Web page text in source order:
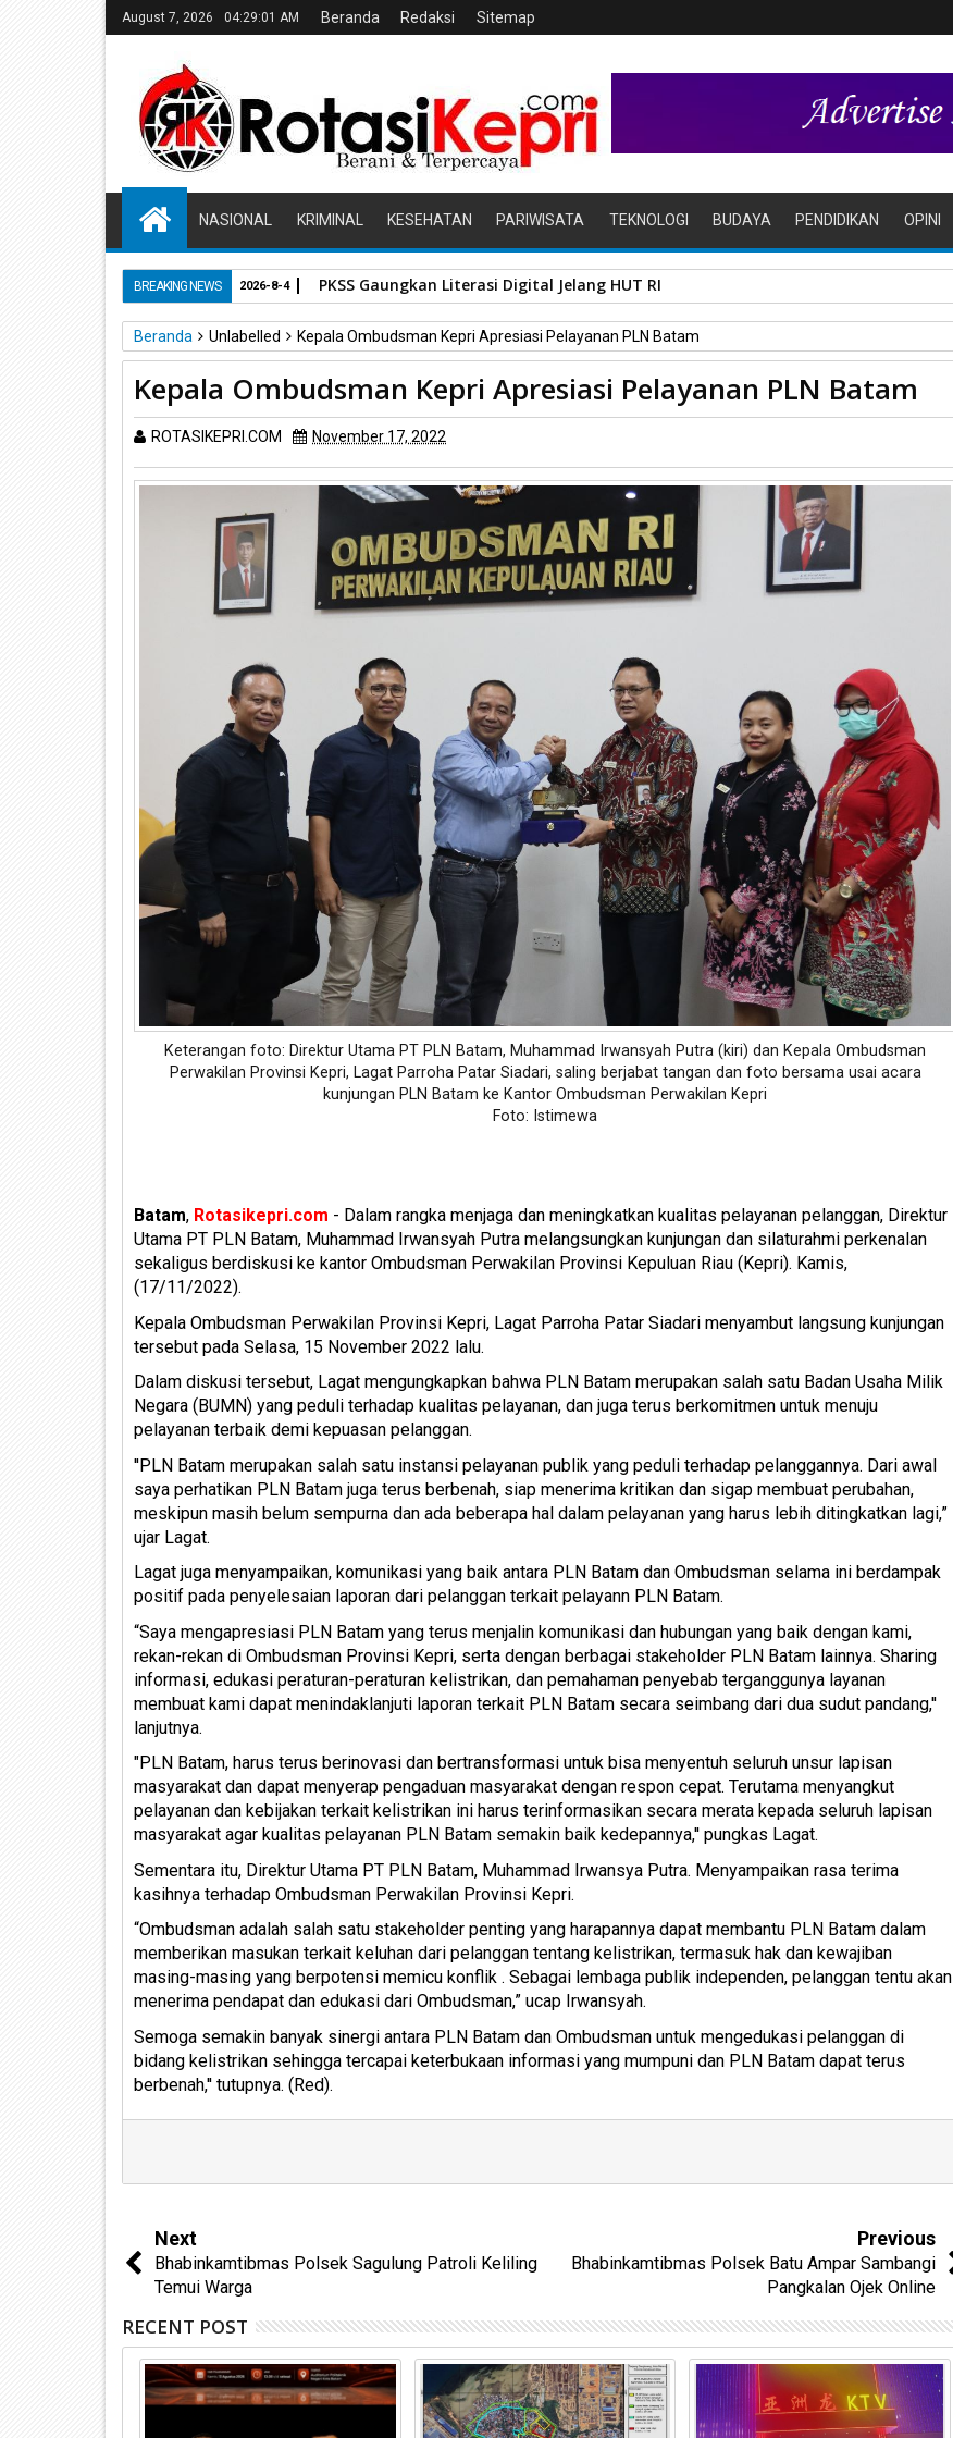
August 7, 2026 04:29:02 AM Beranda Redaksi Sitemap
NASIONAL KRIMINAL KESEHATAN PARIWISATA TEKNOLOGI BUDAYA PENDIDIKAN OPINI
BREAKING NEWS PKSS Gaungkan Literasi Digital Jelang HUT RI
2026-8-4
Beranda Unlabelled Kepala Ombudsman Kepri Apresiasi Pelayanan PLN Batam
Kepala Ombudsman Kepri Apresiasi Pelayanan PLN Batam
ROTASIKEPRI.COM November 17, 2022
Keterangan foto: Direktur Utama PT PLN Batam, Muhammad Irwansyah Putra (kiri) dan Kepala Ombudsman
Perwakilan Provinsi Kepri, Lagat Parroha Patar Siadari, saling berjabat tangan dan foto bersama usai acara
kunjungan PLN Batam ke Kantor Ombudsman Perwakilan Kepri
Foto: Istimewa
Batam, Rotasikepri.com - Dalam rangka menjaga dan meningkatkan kualitas pelayanan pelanggan, Direktur
Utama PT PLN Batam, Muhammad Irwansyah Putra melangsungkan kunjungan dan silaturahmi perkenalan
sekaligus berdiskusi ke kantor Ombudsman Perwakilan Provinsi Kepuluan Riau (Kepri). Kamis,
(17/11/2022).
Kepala Ombudsman Perwakilan Provinsi Kepri, Lagat Parroha Patar Siadari menyambut langsung kunjungan
tersebut pada Selasa, 15 November 2022 lalu.
Dalam diskusi tersebut, Lagat mengungkapkan bahwa PLN Batam merupakan salah satu Badan Usaha Milik
Negara (BUMN) yang peduli terhadap kualitas pelayanan, dan juga terus berkomitmen untuk menuju
pelayanan terbaik demi kepuasan pelanggan.
''PLN Batam merupakan salah satu instansi pelayanan publik yang peduli terhadap pelanggannya. Dari awal
saya perhatikan PLN Batam juga terus berbenah, siap menerima kritikan dan sigap membuat perubahan,
meskipun masih belum sempurna dan ada beberapa hal dalam pelayanan yang harus lebih ditingkatkan lagi,”
ujar Lagat.
Lagat juga menyampaikan, komunikasi yang baik antara PLN Batam dan Ombudsman selama ini berdampak
positif pada penyelesaian laporan dari pelanggan terkait pelayann PLN Batam.
“Saya mengapresiasi PLN Batam yang terus menjalin komunikasi dan hubungan yang baik dengan kami,
rekan-rekan di Ombudsman Provinsi Kepri, serta dengan berbagai stakeholder PLN Batam lainnya. Sharing
informasi, edukasi peraturan-peraturan kelistrikan, dan pemahaman penyebab terganggunya layanan
membuat kami dapat menindaklanjuti laporan terkait PLN Batam secara seimbang dari dua sudut pandang,''
lanjutnya.
"PLN Batam, harus terus berinovasi dan bertransformasi untuk bisa menyentuh seluruh unsur lapisan
masyarakat dan dapat menyerap pengaduan masyarakat dengan respon cepat. Terutama menyangkut
pelayanan dan kebijakan terkait kelistrikan ini harus terinformasikan secara merata kepada seluruh lapisan
masyarakat agar kualitas pelayanan PLN Batam semakin baik kedepannya,'' pungkas Lagat.
Sementara itu, Direktur Utama PT PLN Batam, Muhammad Irwansya Putra. Menyampaikan rasa terima
kasihnya terhadap Ombudsman Perwakilan Provinsi Kepri.
“Ombudsman adalah salah satu stakeholder penting yang harapannya dapat membantu PLN Batam dalam
memberikan masukan terkait keluhan dari pelanggan tentang kelistrikan, termasuk hak dan kewajiban
masing-masing yang berpotensi memicu konflik . Sebagai lembaga publik independen, pelanggan tentu akan
menerima pendapat dan edukasi dari Ombudsman,” ucap Irwansyah.
Semoga semakin banyak sinergi antara PLN Batam dan Ombudsman untuk mengedukasi pelanggan di
bidang kelistrikan sehingga tercapai keterbukaan informasi yang mumpuni dan PLN Batam dapat terus
berbenah,'' tutupnya. (Red).
Next
Bhabinkamtibmas Polsek Sagulung Patroli Keliling
Temui Warga
Previous
Bhabinkamtibmas Polsek Batu Ampar Sambangi
Pangkalan Ojek Online
RECENT POST